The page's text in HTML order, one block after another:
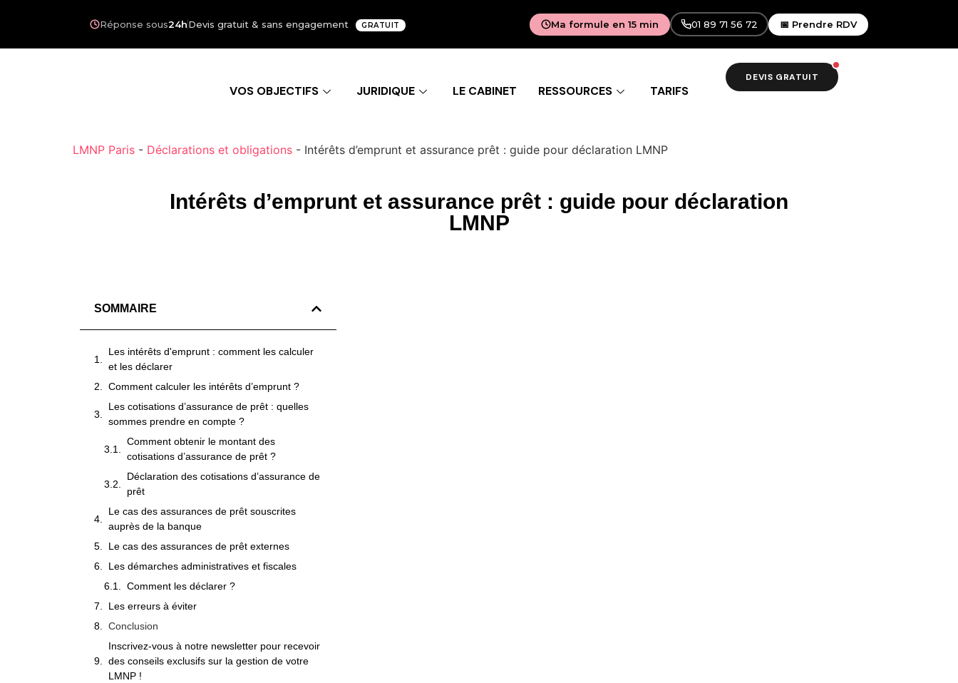
Réponse sous24hDevis gratuit & sans engagement GRATUIT Ma formule en 15 min 01 89 71 56 72 📅 Prendre RDV
VOS OBJECTIFS JURIDIQUE LE CABINET RESSOURCES TARIFS
DEVIS GRATUIT
LMNP Paris - Déclarations et obligations - Intérêts d’emprunt et assurance prêt : guide pour déclaration LMNP
Intérêts d’emprunt et assurance prêt : guide pour déclaration
LMNP
SOMMAIRE
Les intérêts d'emprunt : comment les calculer
et les déclarer
Comment calculer les intérêts d’emprunt ?
Les cotisations d’assurance de prêt : quelles
sommes prendre en compte ?
Comment obtenir le montant des
cotisations d’assurance de prêt ?
Déclaration des cotisations d’assurance de
prêt
Le cas des assurances de prêt souscrites
auprès de la banque
Le cas des assurances de prêt externes
Les démarches administratives et fiscales
Comment les déclarer ?
Les erreurs à éviter
Conclusion
Inscrivez-vous à notre newsletter pour recevoir
des conseils exclusifs sur la gestion de votre
LMNP !